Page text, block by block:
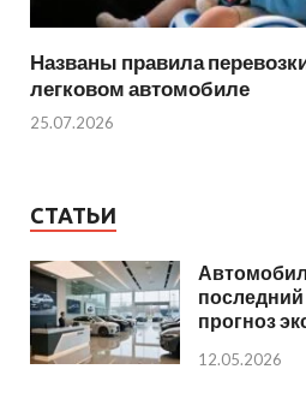
Названы правила
легковом автомобиле
25.07.2026
СТАТЬИ
прогноз
12.05.2026